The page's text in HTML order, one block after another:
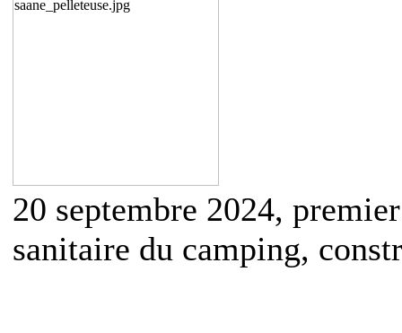
20 septembre 2024,
sanitaire du camping,